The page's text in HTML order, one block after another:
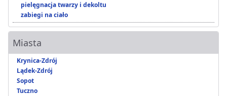
pielęgnacja twarzy i dekoltu
zabiegi na ciało
Miasta
Krynica-Zdrój
Lądek-Zdrój
Sopot
Tuczno